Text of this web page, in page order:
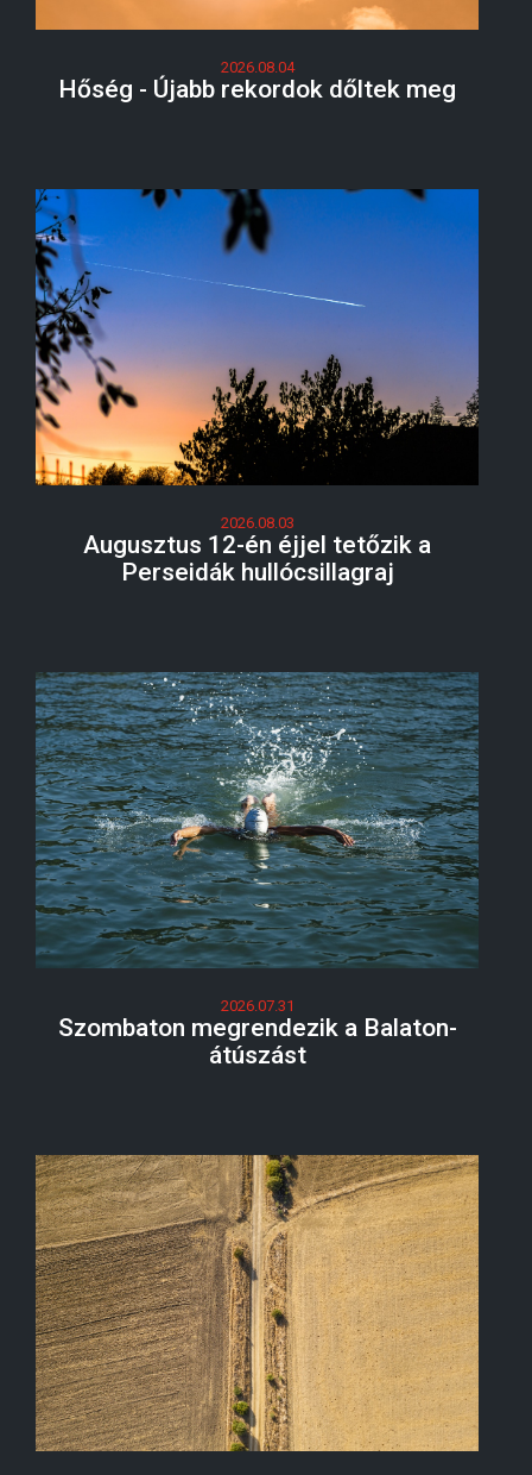
2026.08.04
Hőség - Újabb rekordok dőltek meg
2026.08.03
Augusztus 12-én éjjel tetőzik a
Perseidák hullócsillagraj
2026.07.31
Szombaton megrendezik a Balaton-
átúszást